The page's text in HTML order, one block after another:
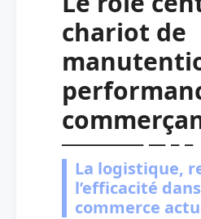
chariot de
La logistique,
l’efficacité
commerce